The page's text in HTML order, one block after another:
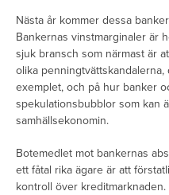
Nästa år kommer dessa
Bankernas vinstmarginaler är
sjuk bransch som närmast är
olika
exemplet, och på hur banker
spekulationsbubblor som kan
samhällsekonomin.
Botemedlet mot bankernas
ett fåtal rika ägare är att
kontroll över